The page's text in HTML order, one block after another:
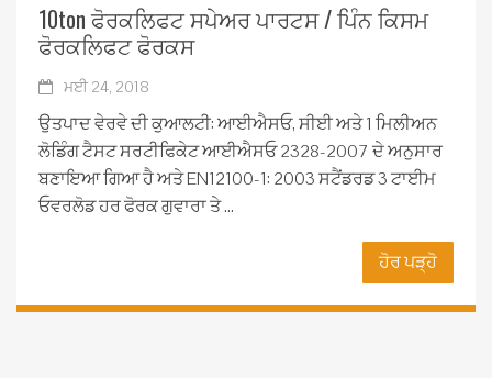
10ton ਫੋਰਕਲਿਫਟ ਸਪੇਅਰ ਪਾਰਟਸ / ਪਿੰਨ ਕਿਸਮ
ਫੋਰਕਲਿਫਟ ਫੋਰਕਸ
ਮਈ 24, 2018
ਉਤਪਾਦ ਵੇਰਵੇ ਦੀ ਕੁਆਲਟੀ: ਆਈਐਸਓ, ਸੀਈ ਅਤੇ 1 ਮਿਲੀਅਨ
ਲੋਡਿੰਗ ਟੈਸਟ ਸਰਟੀਫਿਕੇਟ ਆਈਐਸਓ 2328-2007 ਦੇ ਅਨੁਸਾਰ
ਬਣਾਇਆ ਗਿਆ ਹੈ ਅਤੇ EN12100-1: 2003 ਸਟੈਂਡਰਡ 3 ਟਾਈਮ
ਓਵਰਲੋਡ ਹਰ ਫੋਰਕ ਗੁਵਾਰਾ ਤੇ ...
ਹੋਰ ਪੜ੍ਹੋ